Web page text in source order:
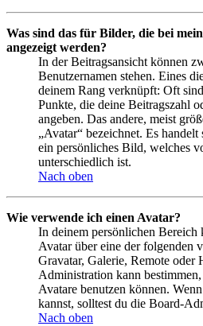
Was sind das für Bilder, die bei
angezeigt werden?
In der Beitragsansicht können
Benutzernamen stehen. Eines
deinem Rang verknüpft: Oft
Punkte, die deine Beitragszahl
angeben. Das andere, meist
„Avatar“ bezeichnet. Es
ein persönliches Bild, welches
unterschiedlich ist.
Nach oben
Wie verwende ich einen Avatar?
In deinem persönlichen Bereich
Avatar über eine der folgenden
Gravatar, Galerie, Remote oder
Administration kann
Avatare benutzen können.
kannst, solltest du die Board-
Nach oben